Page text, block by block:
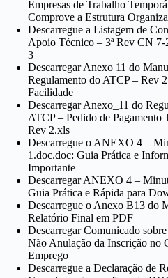
Empresas de Trabalho
Comprove a Estrutura
Descarregue a Listagem de
Apoio Técnico – 3ª Rev CN
3
Descarregar Anexo 11 do
Regulamento do ATCP – Rev
Facilidade
Descarregar Anexo_11 do
ATCP – Pedido de Pagamento
Rev 2.xls
Descarregue o ANEXO 4 –
1.doc.doc: Guia Prática e
Importante
Descarregar ANEXO 4 –
Guia Prática e Rápida para
Descarregue o Anexo B13 do
Relatório Final em PDF
Descarregar Comunicado
Não Anulação da Inscrição no
Emprego
Descarregue a Declaração de